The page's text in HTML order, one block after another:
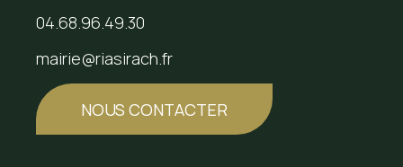
04.68.96.49.30
mairie@riasirach.fr
NOUS CONTACTER